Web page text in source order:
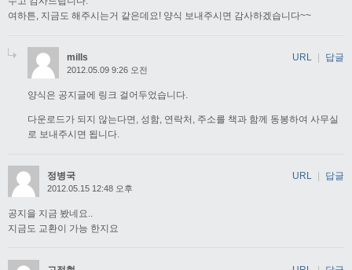
여하튼, 지금도 해주시는거 같은데요! 양식 보내주시면 감사하겠습니다~~
mills
2012.05.09 9:26 오전
양식은 공지글에 링크 걸어두었습니다.
다운로드가 되지 않는다면, 성함, 연락처, 주소를 책과 함께 동봉하여 사무실
로 보내주시면 됩니다.
URL 답글
정병국
2012.05.15 12:48 오후
공지을 지금 봤네요..
지금도 교환이 가능 한지요
URL 답글